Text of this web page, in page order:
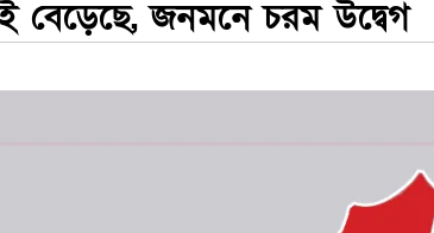
বেড়েছে, জনমনে চরম উদ্বেগ